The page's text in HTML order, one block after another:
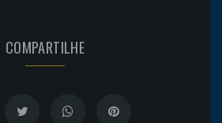
COMPARTILHE